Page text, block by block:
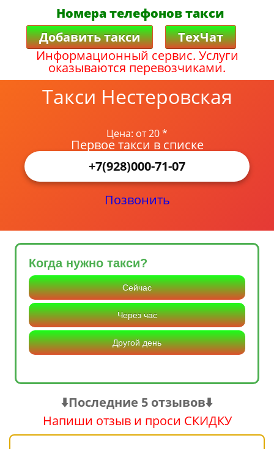
Номера телефонов такси
Добавить такси
ТехЧат
Информационный сервис. Услуги
оказываются перевозчиками.
Такси Нестеровская
Цена: от 20 *
Первое такси в списке
+7(928)000-71-07
Позвонить
Когда нужно такси?
Сейчас
Через час
Другой день
⬇️Последние 5 отзывов⬇️
Напиши отзыв и проси СКИДКУ